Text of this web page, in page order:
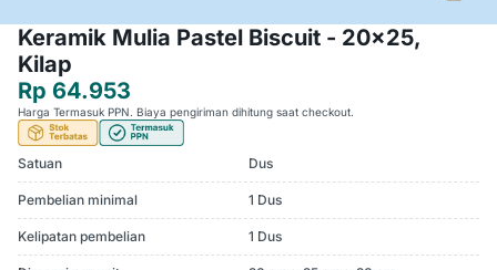
Keramik Mulia Pastel Biscuit - 20x25,
Kilap
Rp 64.953
Harga Termasuk PPN. Biaya pengiriman dihitung saat checkout.
Satuan Dus
Pembelian minimal 1 Dus
Kelipatan pembelian 1 Dus